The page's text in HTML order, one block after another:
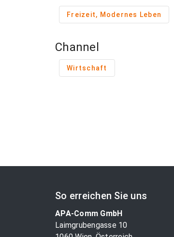
Freizeit, Modernes Leben
Channel
Wirtschaft
So erreichen Sie uns
APA-Comm GmbH
Laimgrubengasse 10